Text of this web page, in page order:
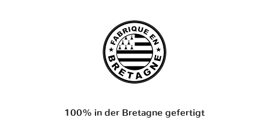
100% in der Bretagne gefertigt